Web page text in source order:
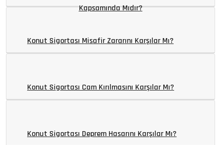
Kapsamında Mıdır?
Konut Sigortası Misafir Zararını Karşılar Mı?
Konut Sigortası Cam Kırılmasını Karşılar Mı?
Konut Sigortası Deprem Hasarını Karşılar Mı?